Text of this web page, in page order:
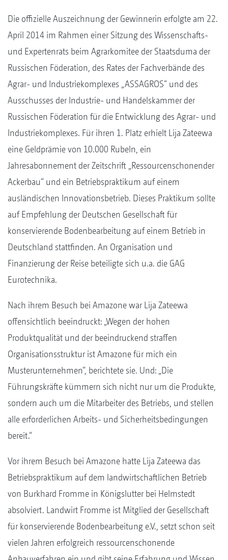
Die offizielle Auszeichnung der Gewinnerin erfolgte am 22.
April 2014 im Rahmen einer Sitzung des Wissenschafts-
und Expertenrats beim Agrarkomitee der Staatsduma der
Russischen Föderation, des Rates der Fachverbände des
Agrar- und Industriekomplexes „ASSAGROS“ und des
Ausschusses der Industrie- und Handelskammer der
Russischen Föderation für die Entwicklung des Agrar- und
Industriekomplexes. Für ihren 1. Platz erhielt Lija Zateewa
eine Geldprämie von 10.000 Rubeln, ein
Jahresabonnement der Zeitschrift „Ressourcenschonender
Ackerbau“ und ein Betriebspraktikum auf einem
ausländischen Innovationsbetrieb. Dieses Praktikum sollte
auf Empfehlung der Deutschen Gesellschaft für
konservierende Bodenbearbeitung auf einem Betrieb in
Deutschland stattfinden. An Organisation und
Finanzierung der Reise beteiligte sich u.a. die GAG
Eurotechnika.
Nach ihrem Besuch bei Amazone war Lija Zateewa
offensichtlich beeindruckt: „Wegen der hohen
Produktqualität und der beeindruckend straffen
Organisationsstruktur ist Amazone für mich ein
Musterunternehmen“, berichtete sie. Und: „Die
Führungskräfte kümmern sich nicht nur um die Produkte,
sondern auch um die Mitarbeiter des Betriebs, und stellen
alle erforderlichen Arbeits- und Sicherheitsbedingungen
bereit.“
Vor ihrem Besuch bei Amazone hatte Lija Zateewa das
Betriebspraktikum auf dem landwirtschaftlichen Betrieb
von Burkhard Fromme in Königslutter bei Helmstedt
absolviert. Landwirt Fromme ist Mitglied der Gesellschaft
für konservierende Bodenbearbeitung e.V., setzt schon seit
vielen Jahren erfolgreich ressourcenschonende